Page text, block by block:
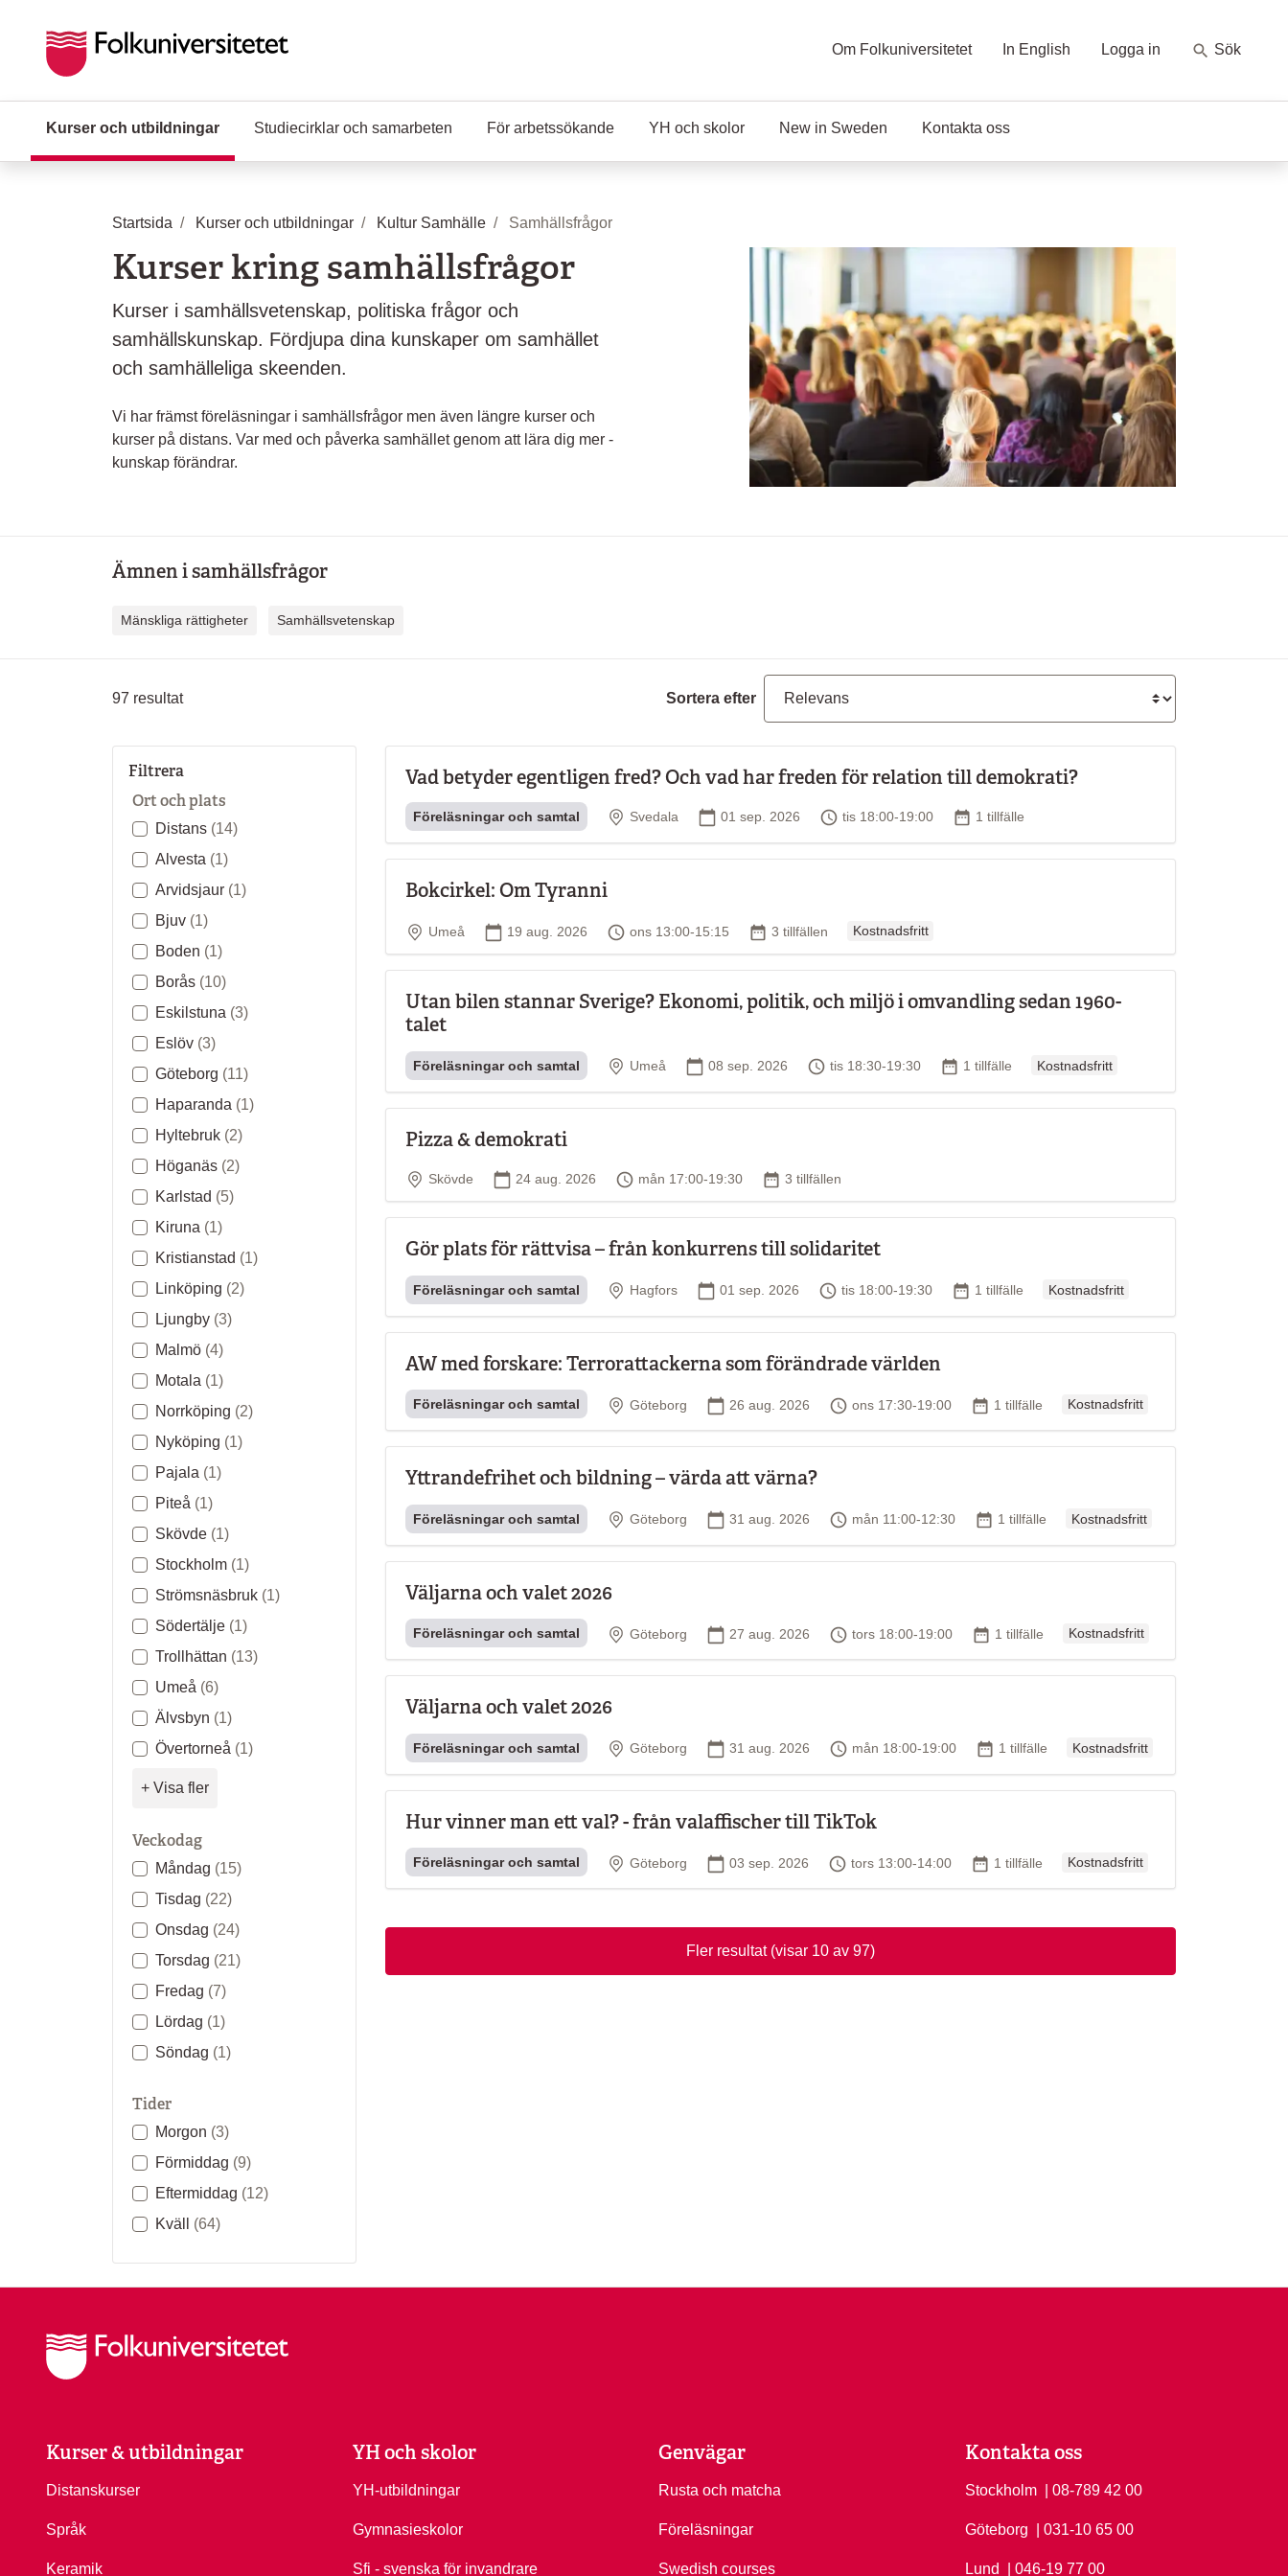
Om Folkuniversitetet In English Logga in Sök
Kurser och utbildningar (Aktuell sida)
Studiecirklar och samarbeten För arbetssökande YH och skolor New in Sweden Kontakta oss
Startsida Kurser och utbildningar Kultur Samhälle Samhällsfrågor
Kurser kring samhällsfrågor
Kurser i samhällsvetenskap, politiska frågor och
samhällskunskap. Fördjupa dina kunskaper om samhället
och samhälleliga skeenden.
Vi har främst föreläsningar i samhällsfrågor men även längre kurser och
kurser på distans. Var med och påverka samhället genom att lära dig mer -
kunskap förändrar.
Ämnen i samhällsfrågor
Mänskliga rättigheter Samhällsvetenskap
Sortera efter
97 resultat
Filtrera
Ort och plats
Distans (14)
Alvesta (1)
Arvidsjaur (1)
Bjuv (1)
Boden (1)
Borås (10)
Eskilstuna (3)
Eslöv (3)
Göteborg (11)
Haparanda (1)
Hyltebruk (2)
Höganäs (2)
Karlstad (5)
Kiruna (1)
Kristianstad (1)
Linköping (2)
Ljungby (3)
Malmö (4)
Motala (1)
Norrköping (2)
Nyköping (1)
Pajala (1)
Piteå (1)
Skövde (1)
Stockholm (1)
Strömsnäsbruk (1)
Södertälje (1)
Trollhättan (13)
Umeå (6)
Älvsbyn (1)
Övertorneå (1)
+ Visa fler
Veckodag
Måndag (15)
Tisdag (22)
Onsdag (24)
Torsdag (21)
Fredag (7)
Lördag (1)
Söndag (1)
Tider
Morgon (3)
Förmiddag (9)
Eftermiddag (12)
Kväll (64)
Vad betyder egentligen fred? Och vad har freden för relation till demokrati?
Föreläsningar och samtal Plats
Svedala Startdatum
01 sep. 2026 Tid
tis 18:00-19:00 Antal tillfällen
1 tillfälle
Bokcirkel: Om Tyranni
Plats
Umeå Startdatum
19 aug. 2026 Tid
ons 13:00-15:15 Antal tillfällen
3 tillfällen Kostnadsfritt
Utan bilen stannar Sverige? Ekonomi, politik, och miljö i omvandling sedan 1960-
talet
Föreläsningar och samtal Plats
Umeå Startdatum
08 sep. 2026 Tid
tis 18:30-19:30 Antal tillfällen
1 tillfälle Kostnadsfritt
Pizza & demokrati
Plats
Skövde Startdatum
24 aug. 2026 Tid
mån 17:00-19:30 Antal tillfällen
3 tillfällen
Gör plats för rättvisa – från konkurrens till solidaritet
Föreläsningar och samtal Plats
Hagfors Startdatum
01 sep. 2026 Tid
tis 18:00-19:30 Antal tillfällen
1 tillfälle Kostnadsfritt
AW med forskare: Terrorattackerna som förändrade världen
Föreläsningar och samtal Plats
Göteborg Startdatum
26 aug. 2026 Tid
ons 17:30-19:00 Antal tillfällen
1 tillfälle Kostnadsfritt
Yttrandefrihet och bildning – värda att värna?
Föreläsningar och samtal Plats
Göteborg Startdatum
31 aug. 2026 Tid
mån 11:00-12:30 Antal tillfällen
1 tillfälle Kostnadsfritt
Väljarna och valet 2026
Föreläsningar och samtal Plats
Göteborg Startdatum
27 aug. 2026 Tid
tors 18:00-19:00 Antal tillfällen
1 tillfälle Kostnadsfritt
Väljarna och valet 2026
Föreläsningar och samtal Plats
Göteborg Startdatum
31 aug. 2026 Tid
mån 18:00-19:00 Antal tillfällen
1 tillfälle Kostnadsfritt
Hur vinner man ett val? - från valaffischer till TikTok
Föreläsningar och samtal Plats
Göteborg Startdatum
03 sep. 2026 Tid
tors 13:00-14:00 Antal tillfällen
1 tillfälle Kostnadsfritt
Fler resultat (visar 10 av 97)
Kurser & utbildningar
Distanskurser
Språk
Keramik
YH och skolor
YH-utbildningar
Gymnasieskolor
Sfi - svenska för invandrare
Genvägar
Rusta och matcha
Föreläsningar
Swedish courses
Kontakta oss
Stockholm Ring Stockholm på
| 08-789 42 00
Göteborg Ring Göteborg på
| 031-10 65 00
Lund Ring Lund på
| 046-19 77 00